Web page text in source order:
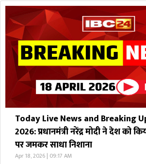
Today Live News and Breaking
2026: प्रधानमंत्री नरेंद्र मोदी ने देश को
पर जमकर साधा निशाना
Apr 18, 2026 | 09:17 AM